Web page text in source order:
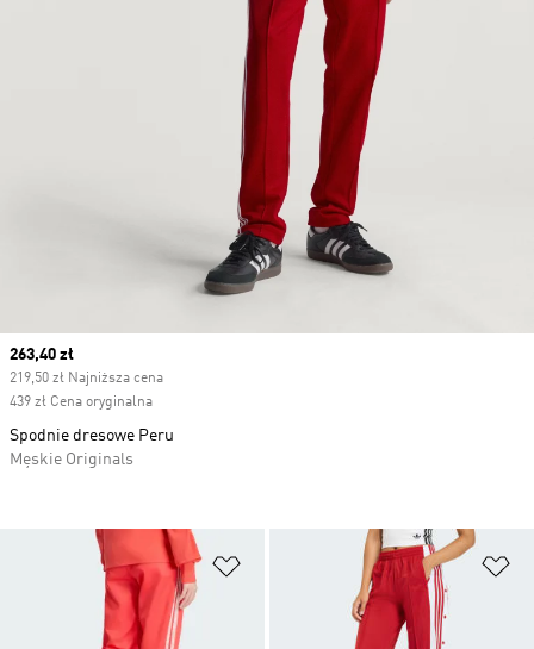
Dodaj do listy życzeń
Current price
263,40 zł
219,50 zł Najniższa cena
439 zł Cena oryginalna
Spodnie dresowe Peru
Męskie Originals